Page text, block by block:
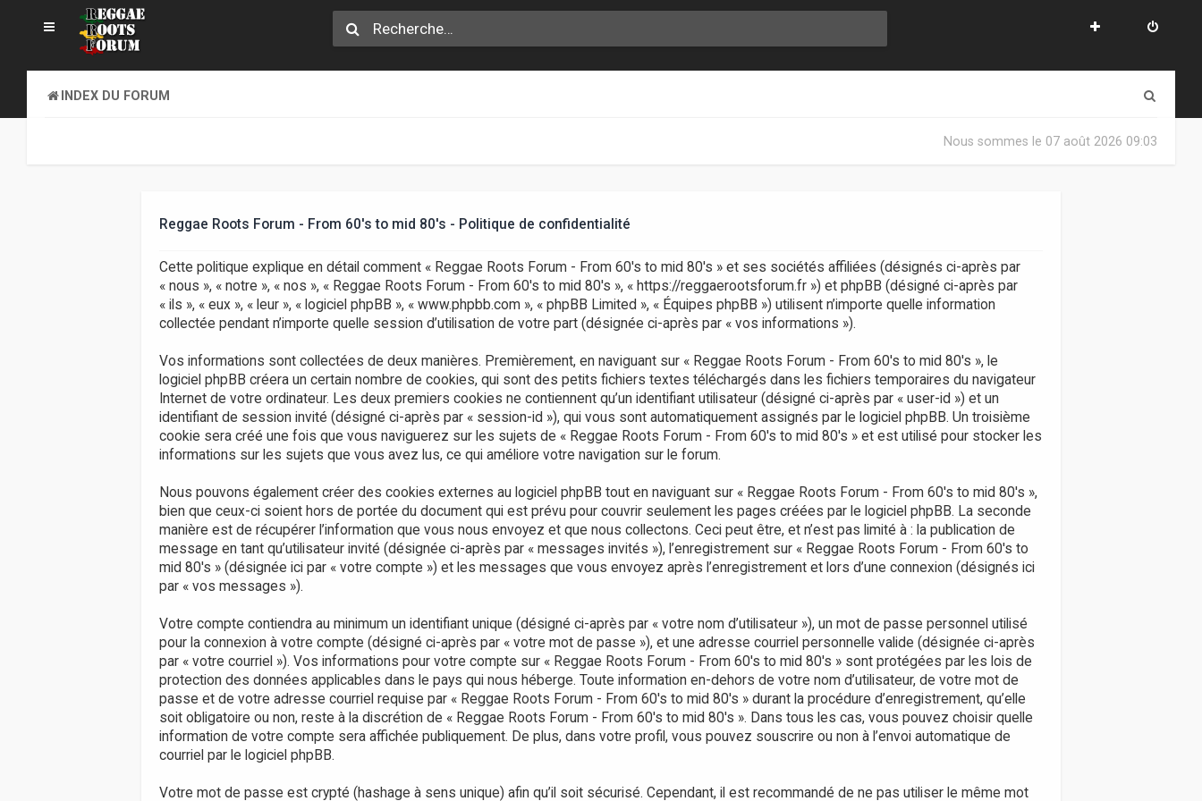
INDEX DU FORUM
Nous sommes le 07 août 2026 09:03
Reggae Roots Forum - From 60's to mid 80's - Politique de confidentialité
Cette politique explique en détail comment « Reggae Roots Forum - From 60's to mid 80's » et ses sociétés affiliées (désignés ci-après par
« nous », « notre », « nos », « Reggae Roots Forum - From 60's to mid 80's », « https://reggaerootsforum.fr ») et phpBB (désigné ci-après par
« ils », « eux », « leur », « logiciel phpBB », « www.phpbb.com », « phpBB Limited », « Équipes phpBB ») utilisent n’importe quelle information
collectée pendant n’importe quelle session d’utilisation de votre part (désignée ci-après par « vos informations »).
Vos informations sont collectées de deux manières. Premièrement, en naviguant sur « Reggae Roots Forum - From 60's to mid 80's », le
logiciel phpBB créera un certain nombre de cookies, qui sont des petits fichiers textes téléchargés dans les fichiers temporaires du navigateur
Internet de votre ordinateur. Les deux premiers cookies ne contiennent qu’un identifiant utilisateur (désigné ci-après par « user-id ») et un
identifiant de session invité (désigné ci-après par « session-id »), qui vous sont automatiquement assignés par le logiciel phpBB. Un troisième
cookie sera créé une fois que vous naviguerez sur les sujets de « Reggae Roots Forum - From 60's to mid 80's » et est utilisé pour stocker les
informations sur les sujets que vous avez lus, ce qui améliore votre navigation sur le forum.
Nous pouvons également créer des cookies externes au logiciel phpBB tout en naviguant sur « Reggae Roots Forum - From 60's to mid 80's »,
bien que ceux-ci soient hors de portée du document qui est prévu pour couvrir seulement les pages créées par le logiciel phpBB. La seconde
manière est de récupérer l’information que vous nous envoyez et que nous collectons. Ceci peut être, et n’est pas limité à : la publication de
message en tant qu’utilisateur invité (désignée ci-après par « messages invités »), l’enregistrement sur « Reggae Roots Forum - From 60's to
mid 80's » (désignée ici par « votre compte ») et les messages que vous envoyez après l’enregistrement et lors d’une connexion (désignés ici
par « vos messages »).
Votre compte contiendra au minimum un identifiant unique (désigné ci-après par « votre nom d’utilisateur »), un mot de passe personnel utilisé
pour la connexion à votre compte (désigné ci-après par « votre mot de passe »), et une adresse courriel personnelle valide (désignée ci-après
par « votre courriel »). Vos informations pour votre compte sur « Reggae Roots Forum - From 60's to mid 80's » sont protégées par les lois de
protection des données applicables dans le pays qui nous héberge. Toute information en-dehors de votre nom d’utilisateur, de votre mot de
passe et de votre adresse courriel requise par « Reggae Roots Forum - From 60's to mid 80's » durant la procédure d’enregistrement, qu’elle
soit obligatoire ou non, reste à la discrétion de « Reggae Roots Forum - From 60's to mid 80's ». Dans tous les cas, vous pouvez choisir quelle
information de votre compte sera affichée publiquement. De plus, dans votre profil, vous pouvez souscrire ou non à l’envoi automatique de
courriel par le logiciel phpBB.
Votre mot de passe est crypté (hashage à sens unique) afin qu’il soit sécurisé. Cependant, il est recommandé de ne pas utiliser le même mot